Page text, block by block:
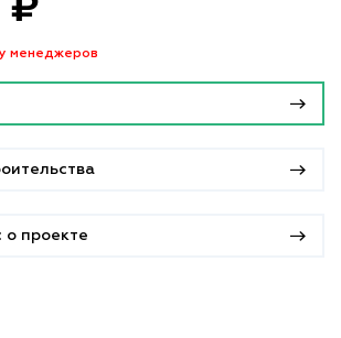
₽
менеджеров
о проекте